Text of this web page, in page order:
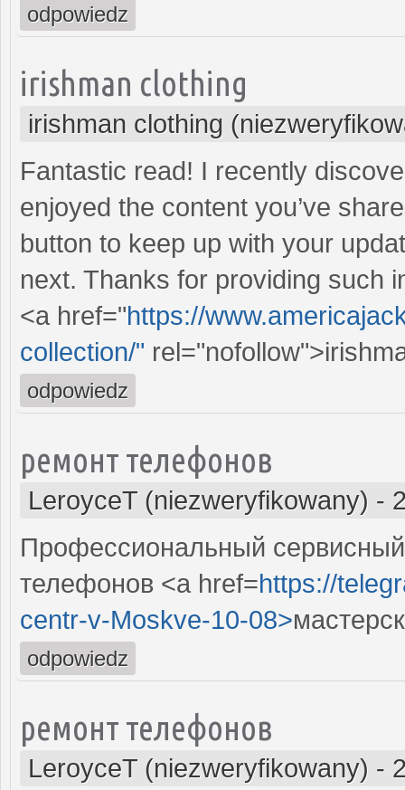
odpowiedz
irishman clothing
irishman clothing
Fantastic read! I recently
enjoyed the content you’ve
button to keep up with your
next. Thanks for providing such
<a href="https://
collection/"
odpowiedz
ремонт телефонов
LeroyceT (niezweryfikowany) -
Профессиональный
телефонов <a href=https://
centr-v-Moskve-10-08>
odpowiedz
ремонт телефонов
LeroyceT (niezweryfikowany) -